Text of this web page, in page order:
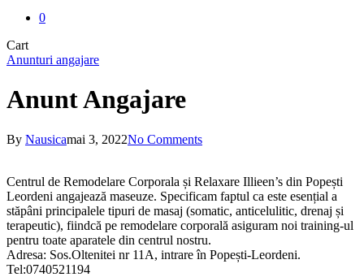
0
CartClose
Cart
Anunturi angajare
Anunt Angajare
By Nausicamai 3, 2022No Comments
Centrul de Remodelare Corporala și Relaxare Illieen’s din Popești
Leordeni angajează maseuze. Specificam faptul ca este esențial a
stăpâni principalele tipuri de masaj (somatic, anticelulitic, drenaj și
terapeutic), fiindcă pe remodelare corporală asiguram noi training-ul
pentru toate aparatele din centrul nostru.
Adresa: Sos.Oltenitei nr 11A, intrare în Popești-Leordeni.
Tel:0740521194